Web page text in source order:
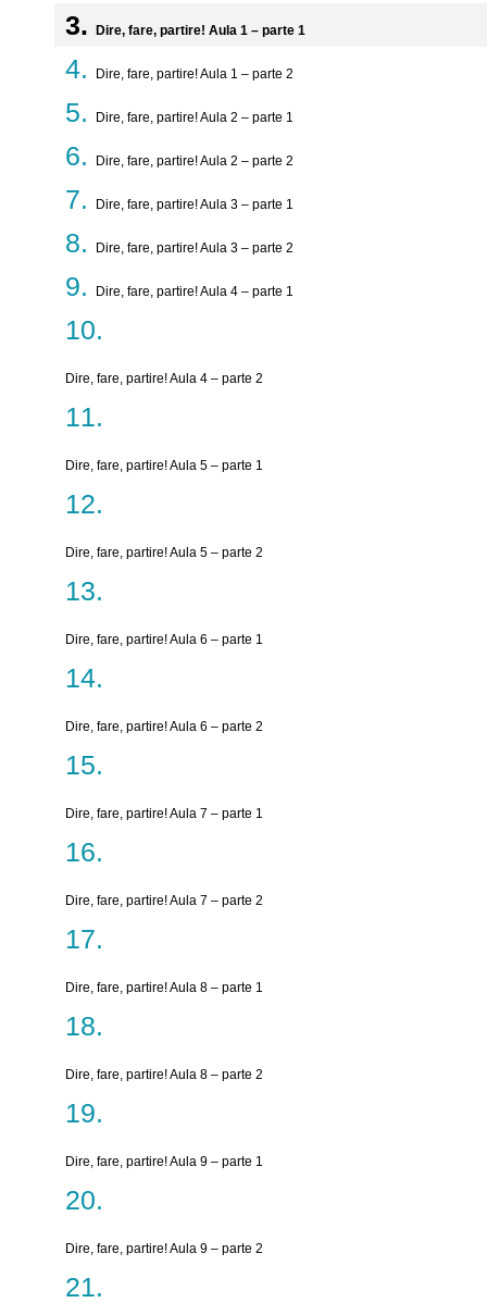
Dire, fare, partire! Aula 1 – parte 1
Dire, fare, partire! Aula 1 – parte 2
Dire, fare, partire! Aula 2 – parte 1
Dire, fare, partire! Aula 2 – parte 2
Dire, fare, partire! Aula 3 – parte 1
Dire, fare, partire! Aula 3 – parte 2
Dire, fare, partire! Aula 4 – parte 1
Dire, fare, partire! Aula 4 – parte 2
Dire, fare, partire! Aula 5 – parte 1
Dire, fare, partire! Aula 5 – parte 2
Dire, fare, partire! Aula 6 – parte 1
Dire, fare, partire! Aula 6 – parte 2
Dire, fare, partire! Aula 7 – parte 1
Dire, fare, partire! Aula 7 – parte 2
Dire, fare, partire! Aula 8 – parte 1
Dire, fare, partire! Aula 8 – parte 2
Dire, fare, partire! Aula 9 – parte 1
Dire, fare, partire! Aula 9 – parte 2